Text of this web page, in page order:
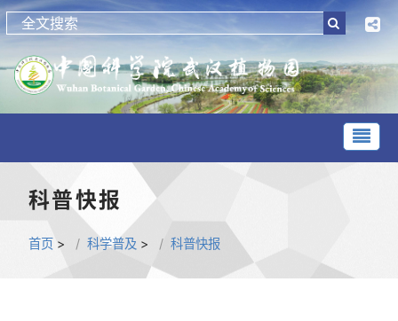
科普快报
首页 > 科学普及 > 科普快报